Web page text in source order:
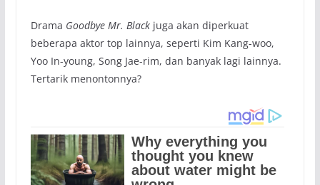
Drama Goodbye Mr. Blackjuga akan diperkuat
beberapa aktor top lainnya, seperti Kim Kang-woo,
Yoo In-young, Song Jae-rim, dan banyak lagi lainnya.
Tertarik menontonnya?